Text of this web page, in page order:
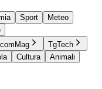
Sport
Meteo
TgTech
Cultura
Animali